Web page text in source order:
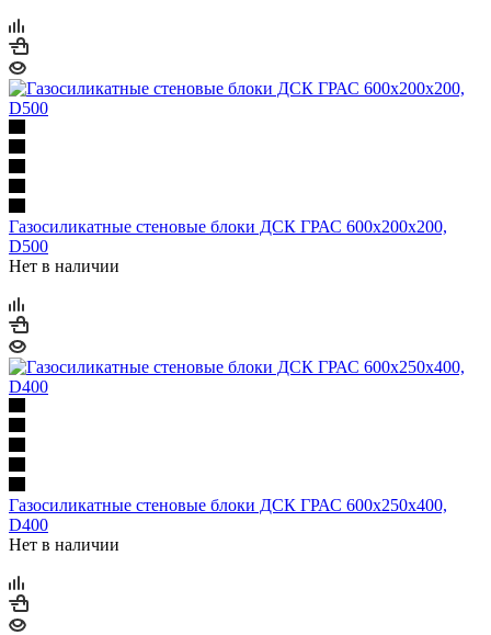
Газосиликатные стеновые блоки ДСК ГРАС 600х200х200,
D500
Нет в наличии
Газосиликатные стеновые блоки ДСК ГРАС 600х250х400,
D400
Нет в наличии